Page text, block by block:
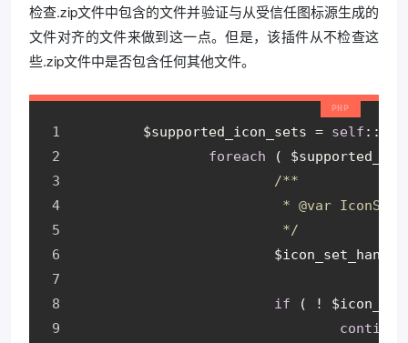
检查.zip文件中包含的文件并验证与从受信任图标源生成的
文件对齐的文件来做到这一点。但是，该插件从不检查这
些.zip文件中是否包含任何其他文件。
	$supported_icon_sets =
self
foreach (
/**
			 *
@var
			 */
if ( !
continue